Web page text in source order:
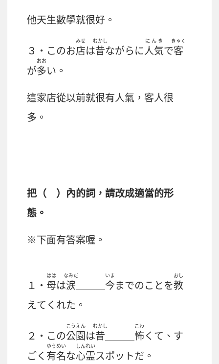
他天生數學就很好。
３・このお店
みせ
は昔
むかし
ながらに人気
にんき
で客
きゃく
が多
おお
い。
這家店從以前就很有人氣，客人很
多。
把（ ）內的詞，請改成適當的形
態。
※下面有答案喔。
１・ 母
はは
は涙
なみだ
今
いま
までのことを教
おし
えてくれた。
２・この公園
こうえん
は昔
むかし
怖
こわ
くて、す
ごく 有名
ゆうめい
な心霊
しんれい
スポットだ。